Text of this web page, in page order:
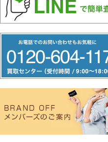
リ
ー
ヤ